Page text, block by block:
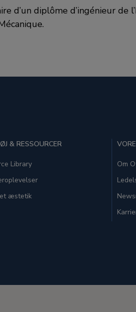
d’un diplôme d’ingénieur de
& RESSOURCER
Library
æstetik
Om